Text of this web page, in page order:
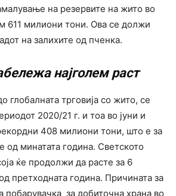
на резервите на жито во
611 милиони тони. Ова се должи
на залихите од пченка.
најголем раст
глобалната трговија со жито, се
2020/21 г. и тоа во јуни и
408 милиони тони, што е за
од минатата година. Светското
ќе продолжи да расте за 6
претходната година. Причината за
побарувачка за добиточна храна во